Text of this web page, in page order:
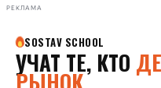
РЕКЛАМА